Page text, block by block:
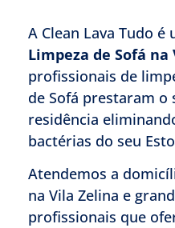
A Clean Lava Tudo é
Limpeza de Sofá
profissionais de
de Sofá prestaram o
residência
bactérias do seu
Atendemos a
na Vila Zelina e
profissionais que